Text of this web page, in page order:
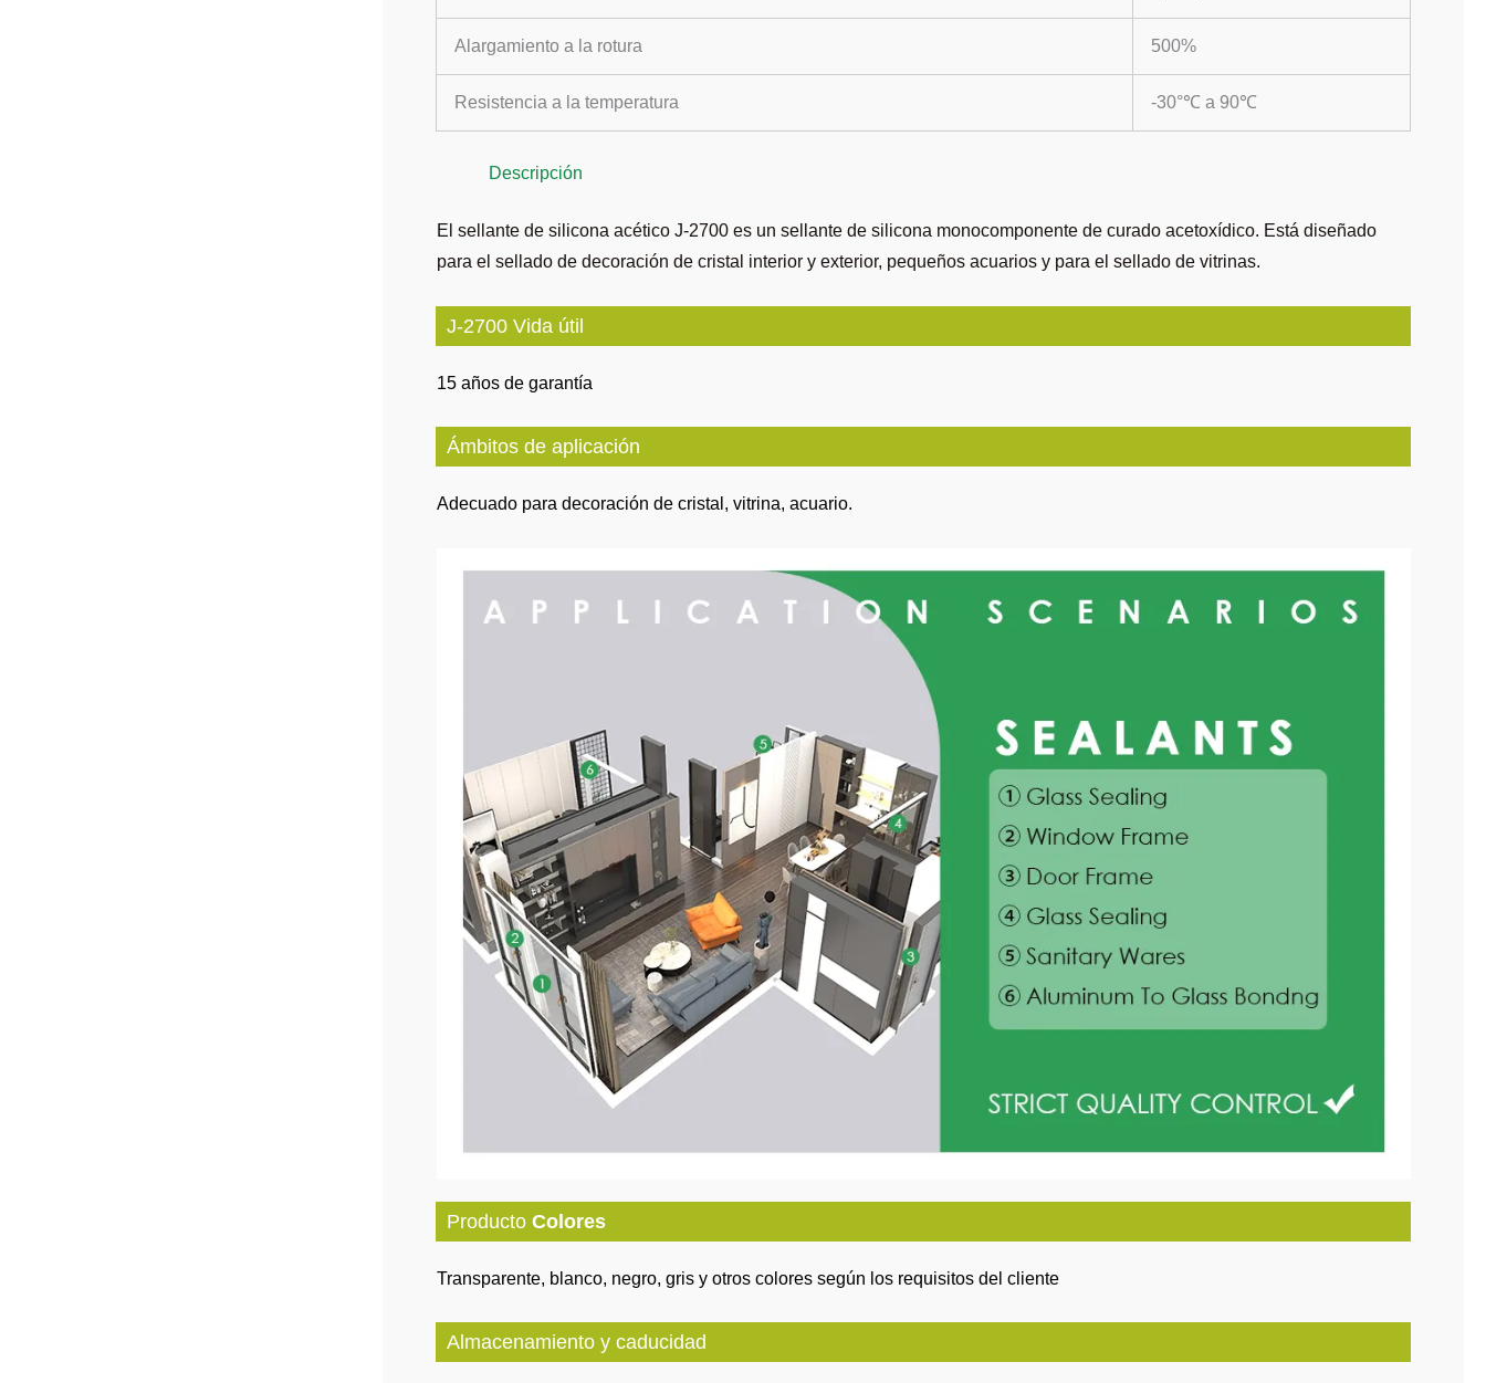
Alargamiento a la rotura 500%
Resistencia a la temperatura -30°℃ a 90℃
Descripción
El sellante de silicona acético J-2700 es un sellante de silicona monocomponente de curado acetoxídico. Está diseñado
para el sellado de decoración de cristal interior y exterior, pequeños acuarios y para el sellado de vitrinas.
J-2700 Vida útil
15 años de garantía
Ámbitos de aplicación
Adecuado para decoración de cristal, vitrina, acuario.
Producto Colores
Transparente, blanco, negro, gris y otros colores según los requisitos del cliente
Almacenamiento y caducidad